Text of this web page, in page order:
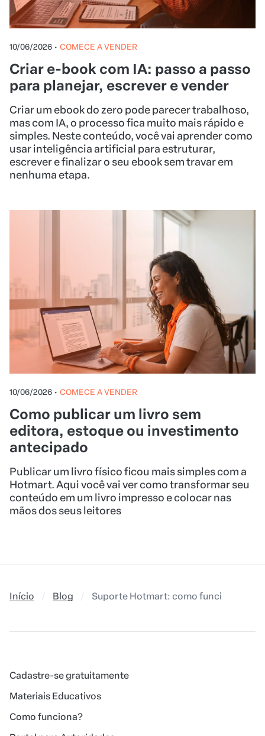
10/06/2026 • COMECE A VENDER
Criar e-book com IA: passo a passo
para planejar, escrever e vender
Criar um ebook do zero pode parecer trabalhoso,
mas com IA, o processo fica muito mais rápido e
simples. Neste conteúdo, você vai aprender como
usar inteligência artificial para estruturar,
escrever e finalizar o seu ebook sem travar em
nenhuma etapa.
10/06/2026 • COMECE A VENDER
Como publicar um livro sem
editora, estoque ou investimento
antecipado
Publicar um livro físico ficou mais simples com a
Hotmart. Aqui você vai ver como transformar seu
conteúdo em um livro impresso e colocar nas
mãos dos seus leitores
Início Blog Suporte Hotmart: como funciona e
Cadastre-se gratuitamente
Materiais Educativos
Como funciona?